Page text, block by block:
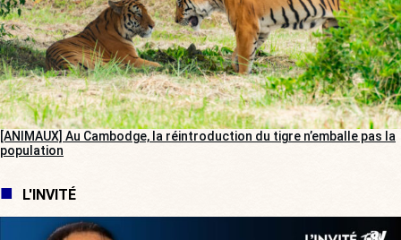
[ANIMAUX] Au Cambodge, la réintroduction du tigre n’emballe pas la
population
L'INVITÉ